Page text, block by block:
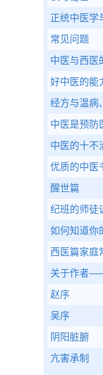
正统中医学
常见问题
中医与西医
好中医的能
经方与温病
中医是预防
中医的十不
优质的中医
醒世篇
纪班的师徒
如何知道你
西医篇家庭
关于作者
赵序
吴序
阴阳脏腑
亢害承制